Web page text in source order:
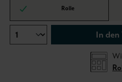
Rolle
In den